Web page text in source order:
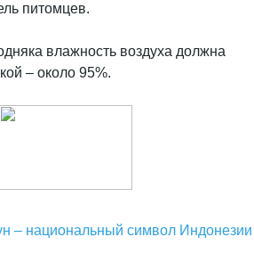
питомцев.
влажность воздуха должна
– около 95%.
– национальный символ Индонезии